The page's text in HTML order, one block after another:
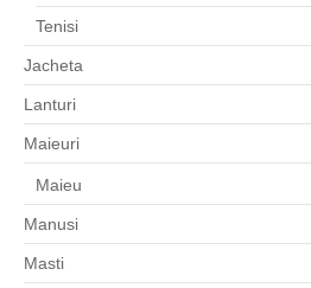
Tenisi
Jacheta
Lanturi
Maieuri
Maieu
Manusi
Masti